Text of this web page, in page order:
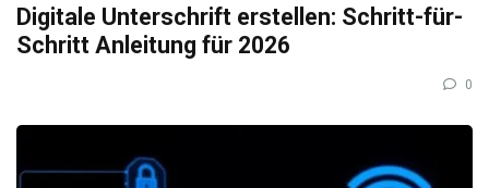
Digitale Unterschrift erstellen: Schritt-für-
Schritt Anleitung für 2026
0